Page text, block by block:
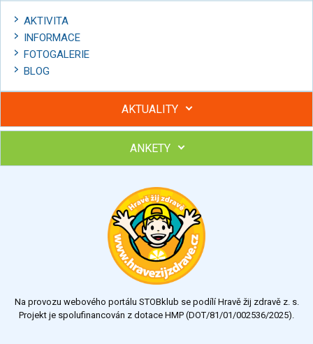
AKTIVITA
INFORMACE
FOTOGALERIE
BLOG
AKTUALITY
Hubněte s podporou lektorky a skupiny v kurzech STOBu
Chcete poradit s hubnutím? Najděte si odborníka STOBu ve
ANKETY
Výsledky Všechny ankety
Na provozu webového portálu STOBklub se podílí Hravě žij zdravě z. s.
Projekt je spolufinancován z dotace HMP (DOT/81/01/002536/2025).